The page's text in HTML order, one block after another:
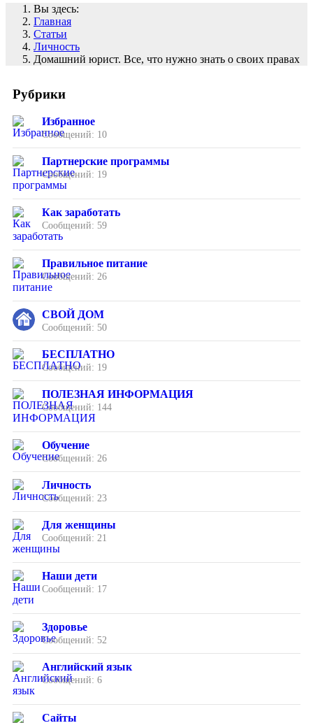
Вы здесь:
Главная
Статьи
Личность
Домашний юрист. Все, что нужно знать о своих правах
Рубрики
Избранное
Сообщений: 10
Партнерские программы
Сообщений: 19
Как заработать
Сообщений: 59
Правильное питание
Сообщений: 26
СВОЙ ДОМ
Сообщений: 50
БЕСПЛАТНО
Сообщений: 19
ПОЛЕЗНАЯ ИНФОРМАЦИЯ
Сообщений: 144
Обучение
Сообщений: 26
Личность
Сообщений: 23
Для женщины
Сообщений: 21
Наши дети
Сообщений: 17
Здоровье
Сообщений: 52
Английский язык
Сообщений: 6
Сайты